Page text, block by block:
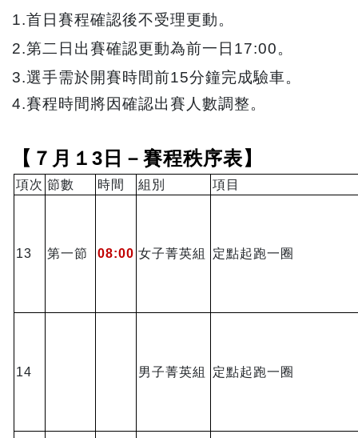
1.首日賽程確認後不受理更動。
2.第二日出賽確認更動為前一日17:00。
3.選手需於開賽時間前15分鐘完成驗車。
4.賽程時間將因確認出賽人數調整。
【７月１3日－賽程秩序表】
項次 節數 時間 組別 項目
13 第一節 08:00 女子菁英組 定點起跑一圈
14 男子菁英組 定點起跑一圈